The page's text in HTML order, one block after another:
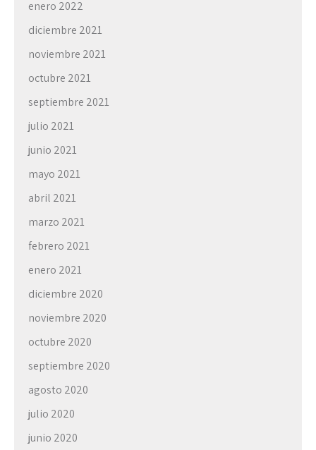
enero 2022
diciembre 2021
noviembre 2021
octubre 2021
septiembre 2021
julio 2021
junio 2021
mayo 2021
abril 2021
marzo 2021
febrero 2021
enero 2021
diciembre 2020
noviembre 2020
octubre 2020
septiembre 2020
agosto 2020
julio 2020
junio 2020